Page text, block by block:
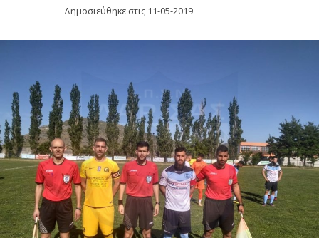
Δημοσιεύθηκε στις 11-05-2019